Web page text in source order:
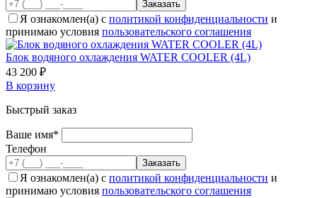
Я ознакомлен(а) с политикой конфиденциальности и
принимаю условия пользовательского соглашения
Блок водяного охлаждения WATER COOLER (4L)
43 200 ₽
В корзину
Быстрый заказ
Ваше имя*
Телефон
Я ознакомлен(а) с политикой конфиденциальности и
принимаю условия пользовательского соглашения